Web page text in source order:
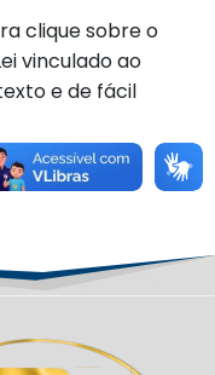
clique sobre o
vinculado ao
e de fácil